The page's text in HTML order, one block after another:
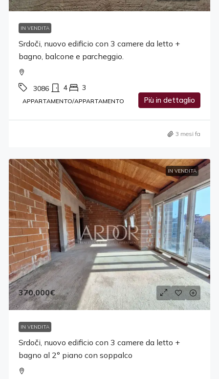
IN VENDITA
Srdoči, nuovo edificio con 3 camere da letto +
bagno, balcone e parcheggio.
3086 4 3
APPARTAMENTO/APPARTAMENTO Più in dettaglio
3 mesi fa
IN VENDITA
370,000€
IN VENDITA
Srdoči, nuovo edificio con 3 camere da letto +
bagno al 2° piano con soppalco